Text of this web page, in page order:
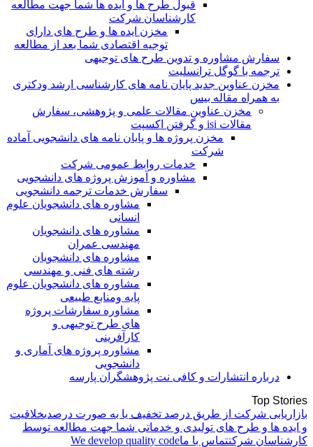
قبول طرح ها و ایده ها شما جهت مطالعه
کارشناسان شرکت
مخزن ایده ها و طرح های دارای
توجیه اقتصادی شما بعد از مطالعه
سفارش مشاوره و تدوین طرح های توجیهی
ترجمه با گوگل ترانسلیت
مخزن عناوین جدید پایان نامه های کارشناسی ارشد ودکتری
به همراه مقاله بیس
مخزن عناوین مقالات علمی و پژوهشی، سفارش
مقالات isi و گرفتن اکسپت
مخزن پروژه ها و پایان نامه های دانشجویی آماده
شرکت
خدمات روابط عمومی شرکت
مشاوره و آموزش پروژه های دانشجویی
سفارش خدمات ترجمه دانشجویی
مشاوره های دانشجویان علوم
انسانی
مشاوره های دانشجویان
مهندسی عمران
مشاوره های دانشجویان
رشته های فنی و مهندسی
مشاوره های دانشجویان علوم
پایه ومنابع طبیعی
مشاوره سفارشات پروژه
های طرح توجیهی و
کارآفرینی
مشاوره پروژه های آماری و
دانشجویی
درباره انتشارات و کافی نت پژوهشگران پارسه
Top Stories
بازاریابی شرکت از طریق درصد تخفیف یا به صورت درصدیخلاقیت
و ایده ها و طرح های تولیدی و خدماتی شما جهت مطالعه توسط
کارشناسان شرکتتماس با ماWe develop quality code